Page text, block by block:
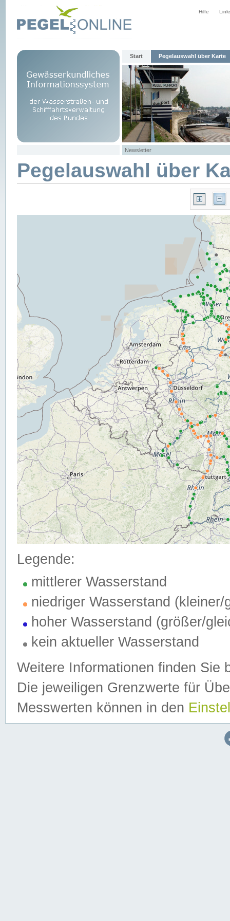
Hilfe
Start Pegelauswahl über Karte
Newsletter
Pegelauswahl über
Legende:
mittlerer Wasserstand
niedriger Wasserstand (kleiner/
hoher Wasserstand (größer/
kein aktueller Wasserstand
Weitere Informationen finden Sie
Die jeweiligen Grenzwerte für
Messwerten können in den